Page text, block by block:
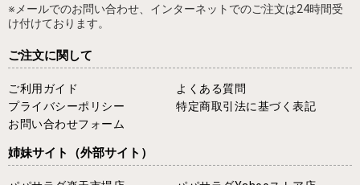
※メールでのお問い合わせ、インターネットでのご注文は24時間受
け付けております。
ご注文に関して
ご利用ガイド
よくある質問
プライバシーポリシー
特定商取引法に基づく表記
お問い合わせフォーム
姉妹サイト （外部サイト）